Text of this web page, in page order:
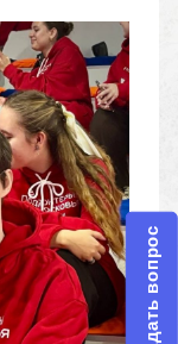
Задать вопрос